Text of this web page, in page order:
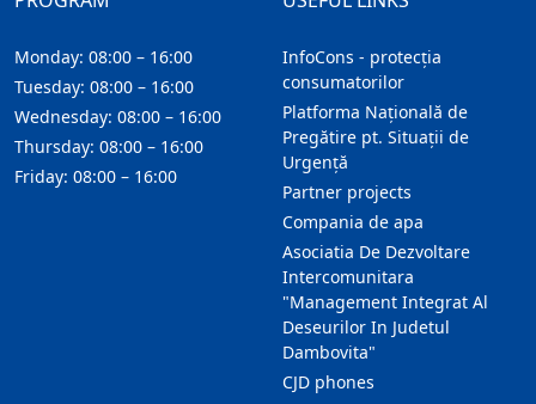
InfoCons - protecția
consumatorilor
Platforma Națională de
Pregătire pt. Situații de
Urgență
Partner projects
Compania de apa
Asociatia De Dezvoltare
Intercomunitara
"Management Integrat Al
Deseurilor In Judetul
Dambovita"
CJD phones
Monday: 08:00 – 16:00
Tuesday: 08:00 – 16:00
Wednesday: 08:00 – 16:00
Thursday: 08:00 – 16:00
Friday: 08:00 – 16:00